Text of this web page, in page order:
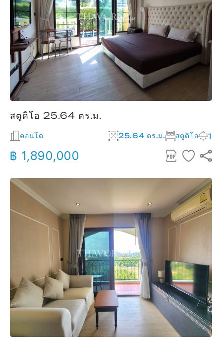
สตูดิโอ 25.64 ตร.ม.
คอนโด 25.64 ตร.ม. สตูดิโอ 1
฿ 1,890,000